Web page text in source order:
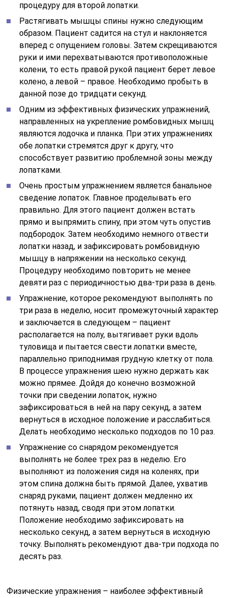
процедуру для второй лопатки.
Растягивать мышцы спины нужно следующим
образом. Пациент садится на стул и наклоняется
вперед с опущением головы. Затем скрещиваются
руки и ими перехватываются противоположные
колени, то есть правой рукой пациент берет левое
колено, а левой – правое. Необходимо пробыть в
данной позе до тридцати секунд.
Одним из эффективных физических упражнений,
направленных на укрепление ромбовидных мышц
являются лодочка и планка. При этих упражнениях
обе лопатки стремятся друг к другу, что
способствует развитию проблемной зоны между
лопатками.
Очень простым упражнением является банальное
сведение лопаток. Главное проделывать его
правильно. Для этого пациент должен встать
прямо и выпрямить спину, при этом чуть опустив
подбородок. Затем необходимо немного отвести
лопатки назад, и зафиксировать ромбовидную
мышцу в напряжении на несколько секунд.
Процедуру необходимо повторить не менее
девяти раз с периодичностью два-три раза в день.
Упражнение, которое рекомендуют выполнять по
три раза в неделю, носит промежуточный характер
и заключается в следующем – пациент
располагается на полу, вытягивает руки вдоль
туловища и пытается свести лопатки вместе,
параллельно приподнимая грудную клетку от пола.
В процессе упражнения шею нужно держать как
можно прямее. Дойдя до конечно возможной
точки при сведении лопаток, нужно
зафиксироваться в ней на пару секунд, а затем
вернуться в исходное положение и расслабиться.
Делать необходимо несколько подходов по 10 раз.
Упражнение со снарядом рекомендуется
выполнять не более трех раз в неделю. Его
выполняют из положения сидя на коленях, при
этом спина должна быть прямой. Далее, ухватив
снаряд руками, пациент должен медленно их
потянуть назад, сводя при этом лопатки.
Положение необходимо зафиксировать на
несколько секунд, а затем вернуться в исходную
точку. Выполнять рекомендуют два-три подхода по
десять раз.
Физические упражнения – наиболее эффективный